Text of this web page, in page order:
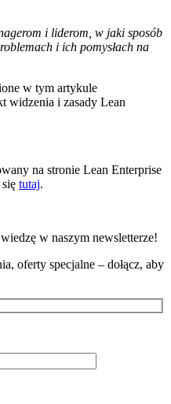
i liderom, w jaki sposób
i ich pomysłach na
w tym artykule
widzenia i zasady Lean
na stronie Lean Enterprise
tutaj.
w naszym newsletterze!
oferty specjalne – dołącz, aby